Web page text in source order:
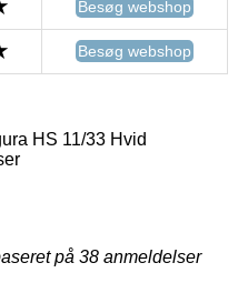
Besøg webshop
Besøg webshop
HS 11/33 Hvid
på 38 anmeldelser